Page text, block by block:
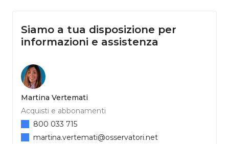
Siamo a tua disposizione per
informazioni e assistenza
Martina Vertemati
Acquisti e abbonamenti
800 033 715
martina.vertemati@osservatori.net